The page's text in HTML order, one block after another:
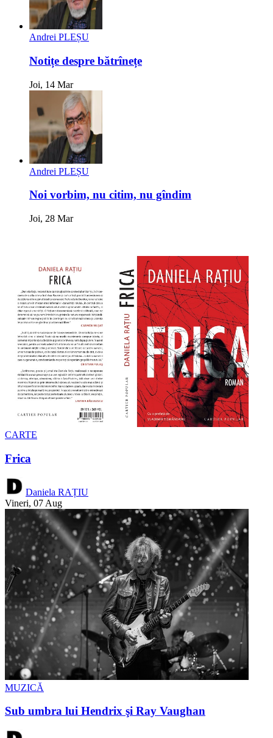
Andrei PLEȘU
Notițe despre bătrînețe
Joi, 14 Mar
Andrei PLEȘU
Noi vorbim, nu citim, nu gîndim
Joi, 28 Mar
CARTE
Frica
Daniela RAȚIU
Vineri, 07 Aug
MUZICĂ
Sub umbra lui Hendrix şi Ray Vaughan